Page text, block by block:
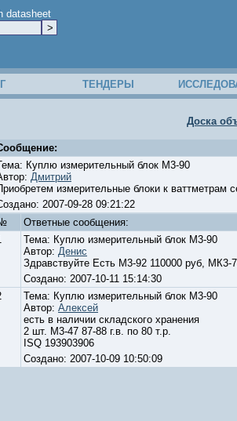
datasheet
ТЕНДЕРЫ
Доска
Куплю измерительный блок М3-90
Дмитрий
измерительные блоки к ваттметрам
2007-09-28 09:21:22
Ответные cообщения:
Тема: Куплю измерительный блок М3-90
Автор: Денис
Здравствуйте Есть М3-92 110000 руб, МК3-
Создано: 2007-10-11 15:14:30
Тема: Куплю измерительный блок М3-90
Автор: Алексей
есть в наличии складского хранения
2 шт. М3-47 87-88 г.в. по 80 т.р.
ISQ 193903906
Создано: 2007-10-09 10:50:09